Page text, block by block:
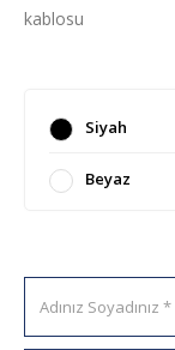
kablosu
Siyah
Beyaz